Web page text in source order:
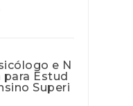
e N
Estud
Superi